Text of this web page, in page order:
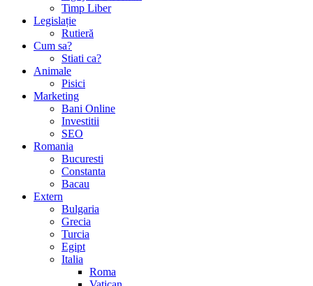
Timp Liber
Legislație
Rutieră
Cum sa?
Stiati ca?
Animale
Pisici
Marketing
Bani Online
Investitii
SEO
Romania
Bucuresti
Constanta
Bacau
Extern
Bulgaria
Grecia
Turcia
Egipt
Italia
Roma